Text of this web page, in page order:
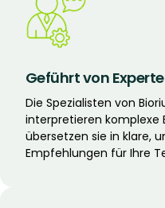
Geführt von
Die Spezialisten von
interpretieren komplexe
übersetzen sie in klare,
Empfehlungen für Ihre